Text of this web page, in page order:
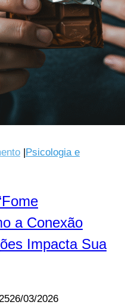
|Psicologia e
a Conexão
Impacta Sua
26/03/2026